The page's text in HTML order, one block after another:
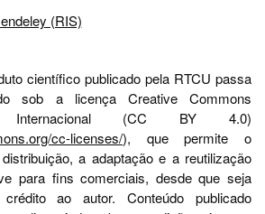
(RIS)
científico publicado pela RTCU passa
sob a licença Creative Commons
Internacional (CC BY 4.0)
cc-licenses/), que permite o
a adaptação e a reutilização
para fins comerciais, desde que seja
ao autor. Conteúdo publicado